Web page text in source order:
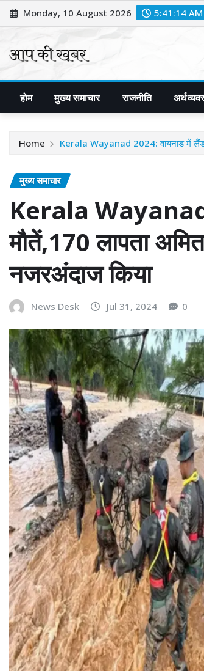
Skip
to
Monday, 10 August 2026 5:41:16 AM
होम मुख्य समाचार राजनीति
Home Kerala Wayanad 2024: वायनाड में
मुख्य समाचार
Kerala Wayanad
मौतें,170 लापता
नजरअंदाज किया
News Desk Jul 31, 2024 0